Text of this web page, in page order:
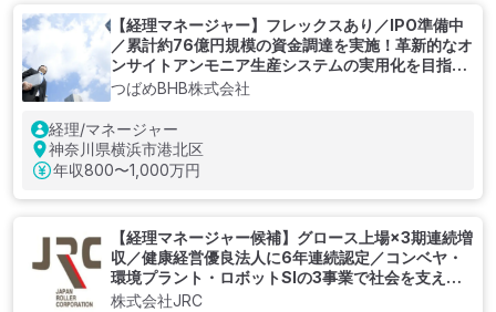
【経理マネージャー】フレックスあり／IPO準備中
／累計約76億円規模の資金調達を実施！革新的なオ
ンサイトアンモニア生産システムの実用化を目指す
東工大発のベンチャー企業
つばめBHB株式会社
経理/マネージャー
神奈川県横浜市港北区
年収800〜1,000万円
【経理マネージャー候補】グロース上場×3期連続増
収／健康経営優良法人に6年連続認定／コンベヤ・
環境プラント・ロボットSIの3事業で社会を支え、
ベルトコンベヤ部品で国内シェア52％を誇る業界ト
株式会社JRC